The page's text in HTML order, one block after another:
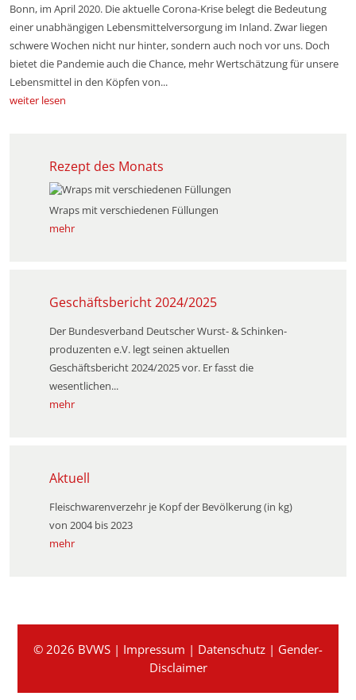
Bonn, im April 2020. Die aktuelle Corona-Krise belegt die Bedeutung
einer unabhängigen Lebensmittelversorgung im Inland. Zwar liegen
schwere Wochen nicht nur hinter, sondern auch noch vor uns. Doch
bietet die Pandemie auch die Chance, mehr Wertschätzung für unsere
Lebensmittel in den Köpfen von...
weiter lesen
Rezept des Monats
Wraps mit verschiedenen Füllungen
mehr
Geschäftsbericht 2024/2025
Der Bundesverband Deutscher Wurst- & Schinken­
produzenten e.V. legt seinen aktuellen
Geschäftsbericht 2024/2025 vor. Er fasst die
wesentlichen...
mehr
Aktuell
Fleischwarenverzehr je Kopf der Bevölkerung (in kg)
von 2004 bis 2023
mehr
© 2026 BVWS | Impressum | Datenschutz | Gender-
Disclaimer